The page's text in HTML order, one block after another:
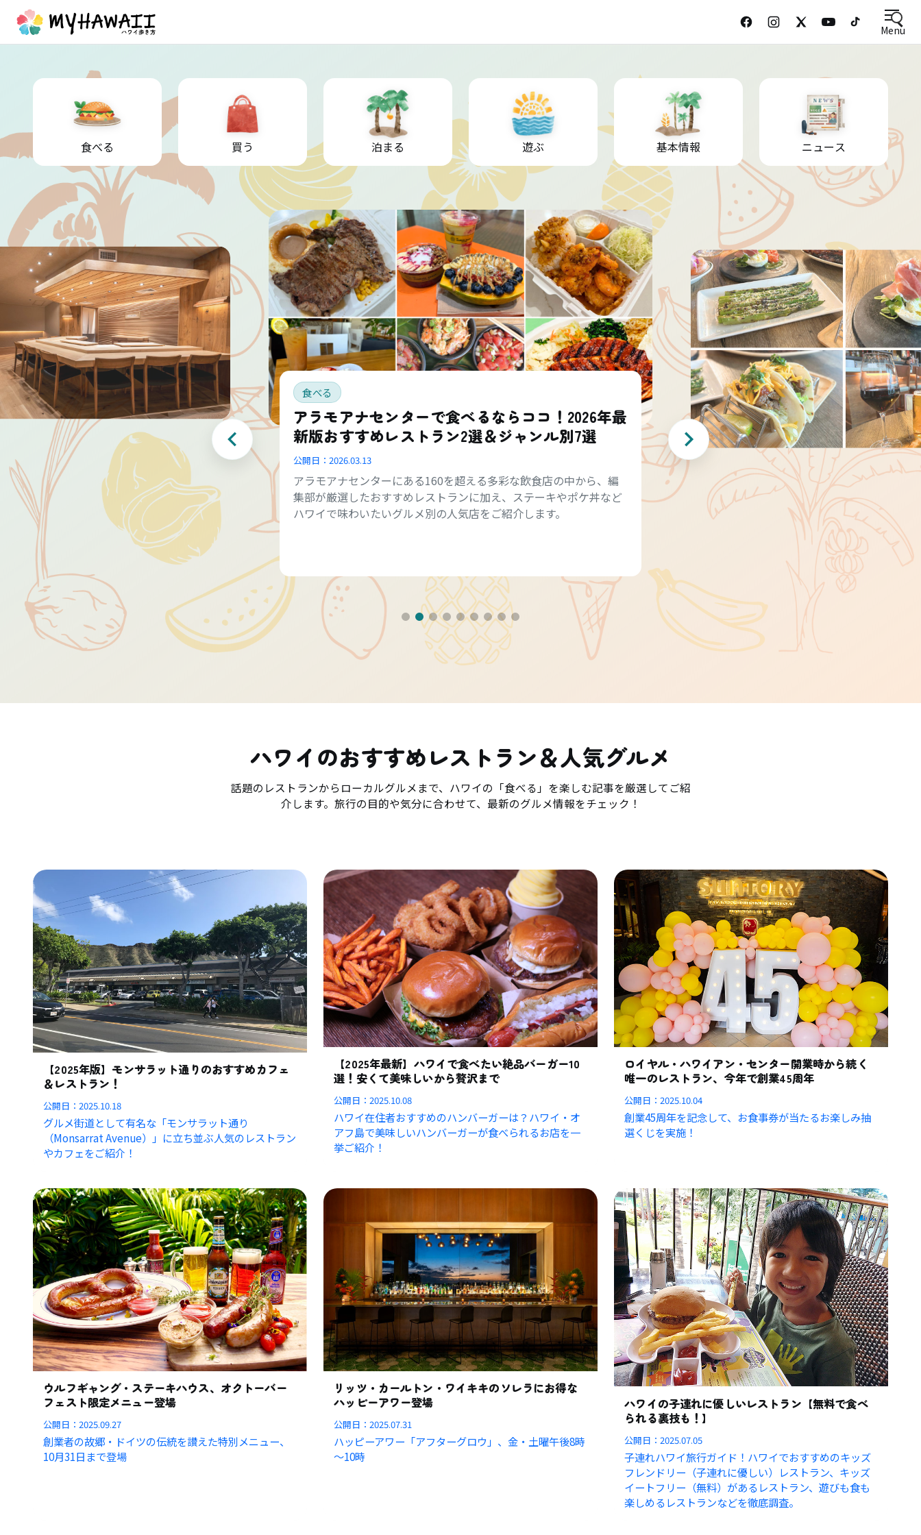
Menu
食べる 買う 泊まる 遊ぶ 基本情報 ニュース
食べる
アラモアナセンターで食べるならココ！2026年最
新版おすすめレストラン2選＆ジャンル別7選
公開日： 2026.03.13
アラモアナセンターにある160を超える多彩な飲食店の中から、編
集部が厳選したおすすめレストランに加え、ステーキやポケ丼など
ハワイで味わいたいグルメ別の人気店をご紹介します。
ハワイのおすすめレストラン＆人気グルメ
話題のレストランからローカルグルメまで、ハワイの「食べる」を楽しむ記事を厳選してご紹
介します。旅行の目的や気分に合わせて、最新のグルメ情報をチェック！
【2025年版】モンサラット通りのおすすめカフェ
＆レストラン！
公開日：2025.10.18
グルメ街道として有名な「モンサラット通り
（Monsarrat Avenue）」に立ち並ぶ人気のレストラン
やカフェをご紹介！
【2025年最新】ハワイで食べたい絶品バーガー10
選！安くて美味しいから贅沢まで
公開日：2025.10.08
ハワイ在住者おすすめのハンバーガーは？ハワイ・オ
アフ島で美味しいハンバーガーが食べられるお店を一
挙ご紹介！
ロイヤル・ハワイアン・センター開業時から続く
唯一のレストラン、今年で創業45周年
公開日：2025.10.04
創業45周年を記念して、お食事券が当たるお楽しみ抽
選くじを実施！
ウルフギャング・ステーキハウス、オクトーバー
フェスト限定メニュー登場
公開日：2025.09.27
創業者の故郷・ドイツの伝統を讃えた特別メニュー、
10月31日まで登場
リッツ・カールトン・ワイキキのソレラにお得な
ハッピーアワー登場
公開日：2025.07.31
ハッピーアワー「アフターグロウ」、金・土曜午後8時
～10時
ハワイの子連れに優しいレストラン【無料で食べ
られる裏技も！】
公開日：2025.07.05
子連れハワイ旅行ガイド！ハワイでおすすめのキッズ
フレンドリー（子連れに優しい）レストラン、キッズ
イートフリー（無料）があるレストラン、遊びも食も
楽しめるレストランなどを徹底調査。